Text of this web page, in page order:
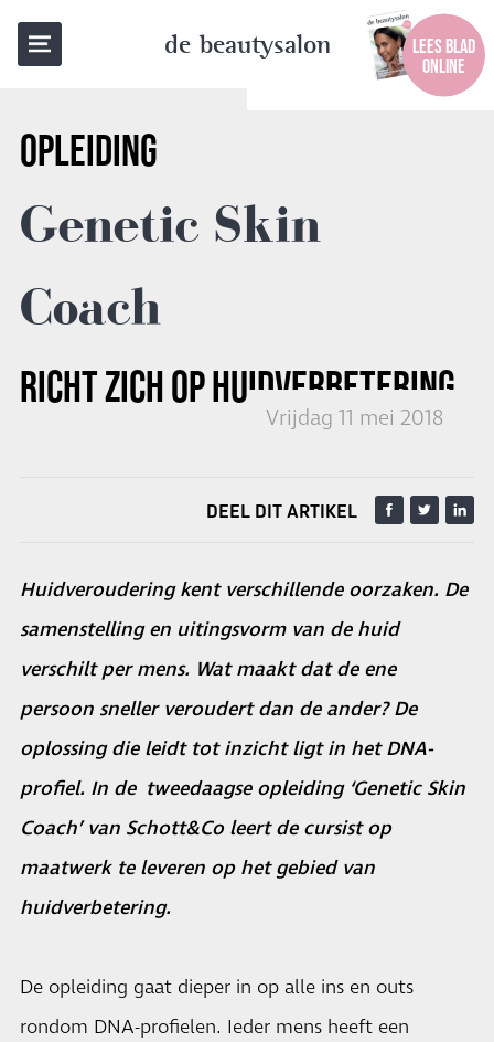
de beautysalon
LEES BLAD
ONLINE
OPLEIDING
Genetic Skin
Coach
RICHT ZICH OP HUIDVERBETERING
Vrijdag 11 mei 2018
TERUG NAAR OVERZICHT
DEEL DIT ARTIKEL
Huidveroudering kent verschillende oorzaken. De
samenstelling en uitingsvorm van de huid
verschilt per mens. Wat maakt dat de ene
persoon sneller veroudert dan de ander? De
oplossing die leidt tot inzicht ligt in het DNA-
profiel. In de tweedaagse opleiding ‘Genetic Skin
Coach’ van Schott&Co leert de cursist op
maatwerk te leveren op het gebied van
huidverbetering.
De opleiding gaat dieper in op alle ins en outs
rondom DNA-profielen. Ieder mens heeft een